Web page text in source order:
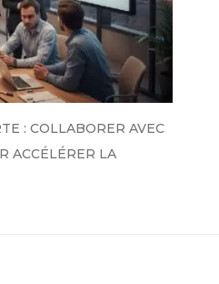
: COLLABORER AVEC
ACCÉLÉRER LA